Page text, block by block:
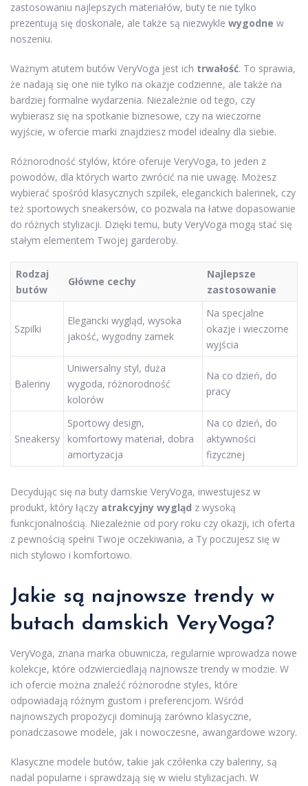
zastosowaniu najlepszych materiałów, buty te nie tylko
prezentują się doskonale, ale także są niezwykle wygodne w
noszeniu.
Ważnym atutem butów VeryVoga jest ich trwałość. To sprawia,
że nadają się one nie tylko na okazje codzienne, ale także na
bardziej formalne wydarzenia. Niezależnie od tego, czy
wybierasz się na spotkanie biznesowe, czy na wieczorne
wyjście, w ofercie marki znajdziesz model idealny dla siebie.
Różnorodność stylów, które oferuje VeryVoga, to jeden z
powodów, dla których warto zwrócić na nie uwagę. Możesz
wybierać spośród klasycznych szpilek, eleganckich balerinek, czy
też sportowych sneakersów, co pozwala na łatwe dopasowanie
do różnych stylizacji. Dzięki temu, buty VeryVoga mogą stać się
stałym elementem Twojej garderoby.
Rodzaj
butów
Główne cechy
Najlepsze
zastosowanie
Szpilki
Elegancki wygląd, wysoka
jakość, wygodny zamek
Na specjalne
okazje i wieczorne
wyjścia
Baleriny
Uniwersalny styl, duża
wygoda, różnorodność
kolorów
Na co dzień, do
pracy
Sneakersy
Sportowy design,
komfortowy materiał, dobra
amortyzacja
Na co dzień, do
aktywności
fizycznej
Decydując się na buty damskie VeryVoga, inwestujesz w
produkt, który łączy atrakcyjny wygląd z wysoką
funkcjonalnością. Niezależnie od pory roku czy okazji, ich oferta
z pewnością spełni Twoje oczekiwania, a Ty poczujesz się w
nich stylowo i komfortowo.
Jakie są najnowsze trendy w
butach damskich VeryVoga?
VeryVoga, znana marka obuwnicza, regularnie wprowadza nowe
kolekcje, które odzwierciedlają najnowsze trendy w modzie. W
ich ofercie można znaleźć różnorodne styles, które
odpowiadają różnym gustom i preferencjom. Wśród
najnowszych propozycji dominują zarówno klasyczne,
ponadczasowe modele, jak i nowoczesne, awangardowe wzory.
Klasyczne modele butów, takie jak czółenka czy baleriny, są
nadal popularne i sprawdzają się w wielu stylizacjach. W